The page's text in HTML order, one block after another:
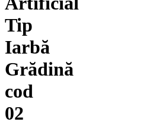
Tip
Iarbă
Grădină
cod
02